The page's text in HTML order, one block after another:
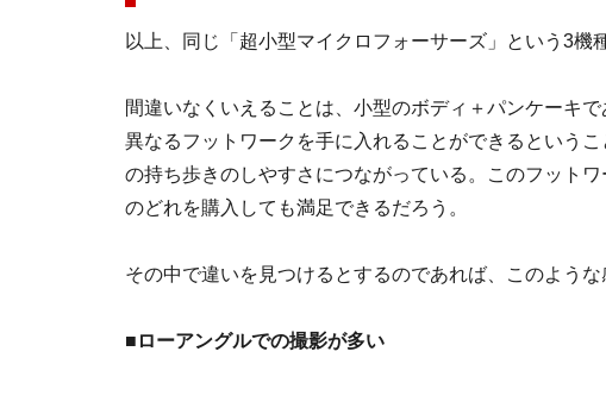
以上、同じ「超小型マイクロフォーサーズ」という3機
間違いなくいえることは、小型のボディ＋パンケーキ
異なるフットワークを手に入れることができるという
の持ち歩きのしやすさにつながっている。このフット
のどれを購入しても満足できるだろう。
その中で違いを見つけるとするのであれば、このような
■ローアングルでの撮影が多い